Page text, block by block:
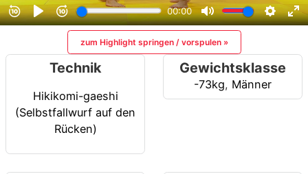
zum Highlight springen / vorspulen »
Technik
Hikikomi-gaeshi
(Selbstfallwurf auf den
Rücken)
Gewichtsklasse
-73kg, Männer